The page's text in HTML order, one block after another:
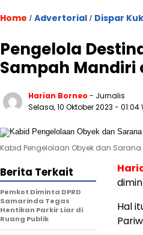
Home / Advertorial / Dispar
Pengelola
Sampah Mandiri
Harian Borneo - Jurnalis
Selasa, 10 Oktober 2023 - 01:04
Kabid Pengelolaan Obyek dan
Hal
Berita Terkait
Pemkot Diminta DPRD
Samarinda Tegas
Hentikan Parkir Liar di
Ruang Publik